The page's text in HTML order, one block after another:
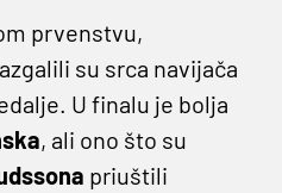
prvenstvu,
su srca navijača
U finalu je bolja
, ali ono što su
priuštili